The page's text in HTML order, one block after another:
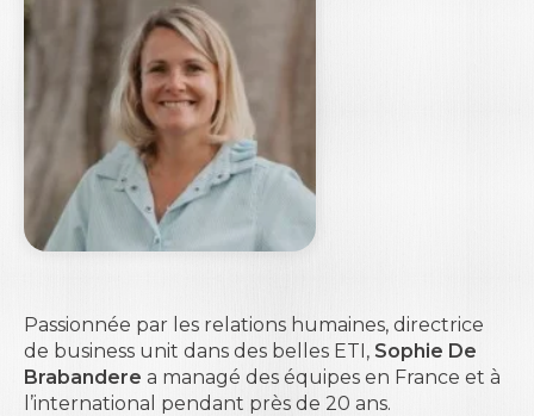
Passionnée par les relations humaines, directrice
de business unit dans des belles ETI, Sophie De
Brabandere a managé des équipes en France et à
l’international pendant près de 20 ans.